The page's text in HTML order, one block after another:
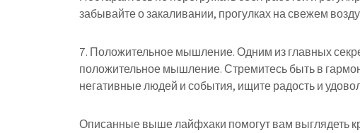
забывайте о закаливании, прогулках на свежем
7. Положительное мышление. Одним из главных
положительное мышление. Стремитесь быть в
негативные людей и события, ищите радость и
Описанные выше лайфхаки помогут вам выглядеть